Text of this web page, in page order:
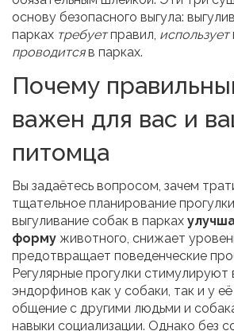
основу безопасного выгула:
парках требуетправил, использует
проводитсяв парках.
Почему
важен для вас и
питомца
Вы задаётесь вопросом, зачем
тщательное планирование
выгуливание собак в парках
форму животного, снижает
предотвращает поведенческие
Регулярные прогулки стимулируют
эндорфинов как у собаки, так и у её
общение с другими людьми и
навыки социализации. Однако без